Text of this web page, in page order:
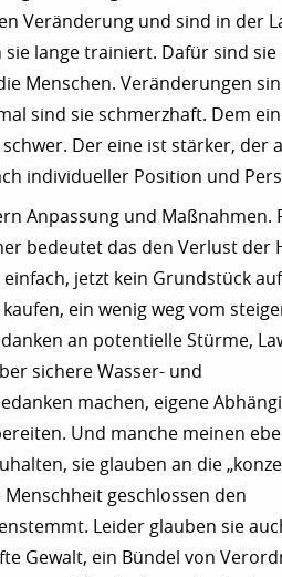
Veränderung und sind in der
sie lange trainiert. Dafür sind
Menschen. Veränderungen
sind sie schmerzhaft. Dem
Der eine ist stärker, der
individueller Position und
Anpassung und Maßnahmen.
bedeutet das den Verlust der
jetzt kein Grundstück
ein wenig weg vom
an potentielle Stürme,
sichere Wasser- und
machen, eigene
Und manche meinen
sie glauben an die
geschlossen den
Leider glauben sie
Gewalt, ein Bündel von